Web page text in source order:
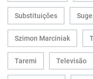
Substituições
Szimon Marciniak
Taremi Televisão